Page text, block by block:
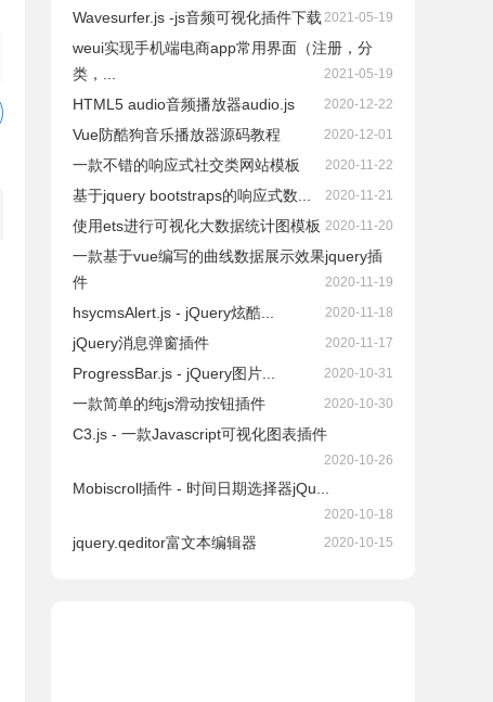
Wavesurfer.js -js音频可视化插件下载 2021-05-19
weui实现手机端电商app常用界面（注册，分
类，...
2021-05-19
HTML5 audio音频播放器audio.js 2020-12-22
Vue防酷狗音乐播放器源码教程 2020-12-01
一款不错的响应式社交类网站模板 2020-11-22
基于jquery bootstraps的响应式数... 2020-11-21
使用ets进行可视化大数据统计图模板 2020-11-20
一款基于vue编写的曲线数据展示效果jquery插
件
2020-11-19
hsycmsAlert.js - jQuery炫酷... 2020-11-18
jQuery消息弹窗插件 2020-11-17
ProgressBar.js - jQuery图片... 2020-10-31
一款简单的纯js滑动按钮插件 2020-10-30
C3.js - 一款Javascript可视化图表插件
2020-10-26
Mobiscroll插件 - 时间日期选择器jQu...
2020-10-18
jquery.qeditor富文本编辑器 2020-10-15